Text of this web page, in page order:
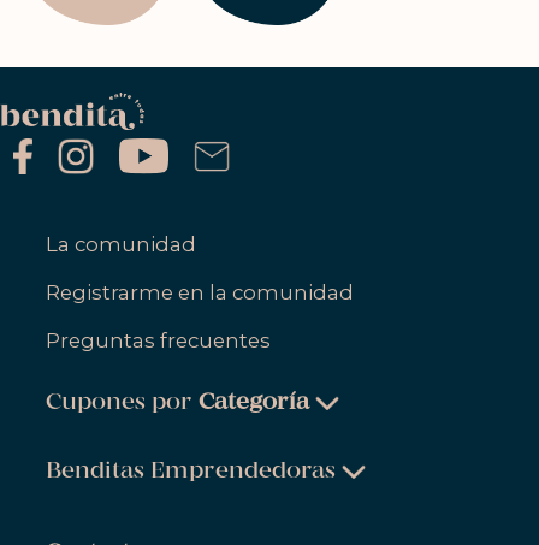
La comunidad
Registrarme en la comunidad
Preguntas frecuentes
Cupones porCategoría
Belleza & Cuidado Personal
Benditas Emprendedoras